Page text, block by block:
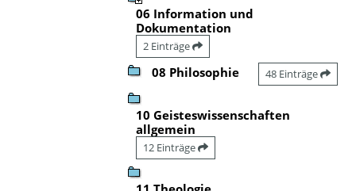
06 Information und
Dokumentation
2 Einträge
08 Philosophie 48 Einträge
10 Geisteswissenschaften
allgemein
12 Einträge